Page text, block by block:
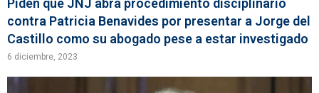
Piden que JNJ abra procedimiento disciplinario
contra Patricia Benavides por presentar a Jorge del
Castillo como su abogado pese a estar investigado
6 diciembre, 2023